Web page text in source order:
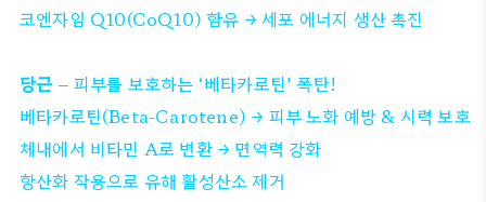
코엔자임 Q10(CoQ10) 함유 → 세포 에너지 생산 촉진
당근– 피부를 보호하는 ‘베타카로틴’ 폭탄!
베타카로틴(Beta-Carotene) → 피부 노화 예방 & 시력 보호
체내에서 비타민 A로 변환 → 면역력 강화
항산화 작용으로 유해 활성산소 제거